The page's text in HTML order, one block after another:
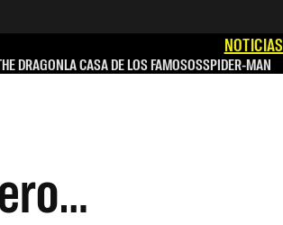
NOTICIAS
DRAGONLA CASA DE LOS FAMOSOSSPIDER-MAN